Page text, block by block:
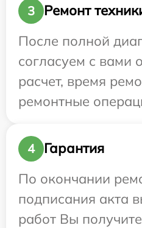
3
Ремонт
После полной
согласуем с вами
расчет, время
ремонтные
4
Гарантия
По окончании
подписания акта
работ Вы